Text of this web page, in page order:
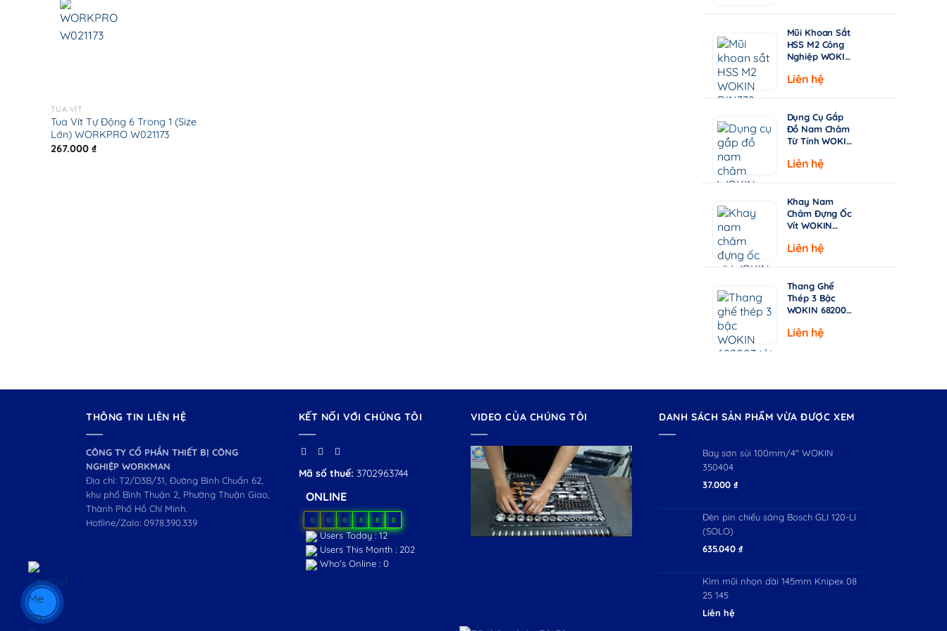
TUA VÍT
Tua Vít Tự Động 6 Trong 1 (Size
Lớn) WORKPRO W021173
267.000 ₫
Cứng
đến
149.000 ₫
Mũi Khoan Sắt
HSS M2 Công
Nghiệp WOKIN
| Tiêu Chuẩn
Liên hệ
Dụng Cụ Gắp
Đồ Nam Châm
Từ Tính WOKIN
Rút Dài 130-
Liên hệ
Khay Nam
Châm Đựng Ốc
Vít WOKIN
Đường Kính
Liên hệ
Thang Ghế
Thép 3 Bậc
WOKIN 682003
150kg
Liên hệ
THÔNG TIN LIÊN HỆ
CÔNG TY CỔ PHẦN THIẾT BỊ CÔNG
NGHIỆP WORKMAN
Địa chỉ: T2/D3B/31, Đường Bình Chuẩn 62,
khu phố Bình Thuận 2, Phường Thuận Giao,
Thành Phố Hồ Chí Minh.
Hotline/Zalo: 0978.390.339
KẾT NỐI VỚI CHÚNG TÔI
Mã số thuế: 3702963744
ONLINE
0 0 0 8 8 0
Users Today : 12
Users This Month : 202
Who's Online : 0
VIDEO CỦA CHÚNG TÔI DANH SÁCH SẢN PHẨM VỪA ĐƯỢC XEM
Bay sơn sủi 100mm/4" WOKIN
350404
37.000₫
Đèn pin chiếu sáng Bosch GLI 120-LI
(SOLO)
635.040₫
Kìm mũi nhọn dài 145mm Knipex 08
25 145
Liên hệ